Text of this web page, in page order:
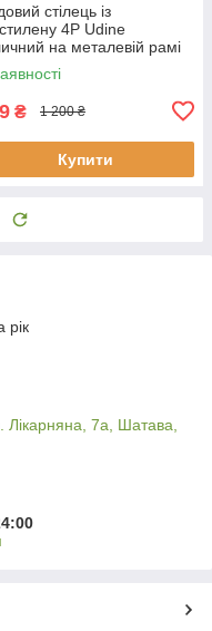
стілець із
4P Udine
на металевій рамі
саду, тераси, балкона,
Ч
₴ 1 200 ₴
Купити
рік
7а, Шатава,